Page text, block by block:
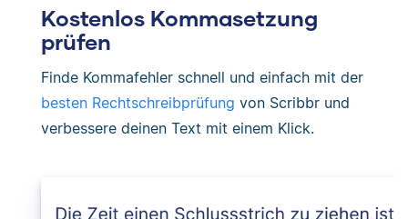
Kostenlos Kommasetzung
prüfen
Finde Kommafehler schnell und einfach mit der
besten Rechtschreibprüfung von Scribbr und
verbessere deinen Text mit einem Klick.